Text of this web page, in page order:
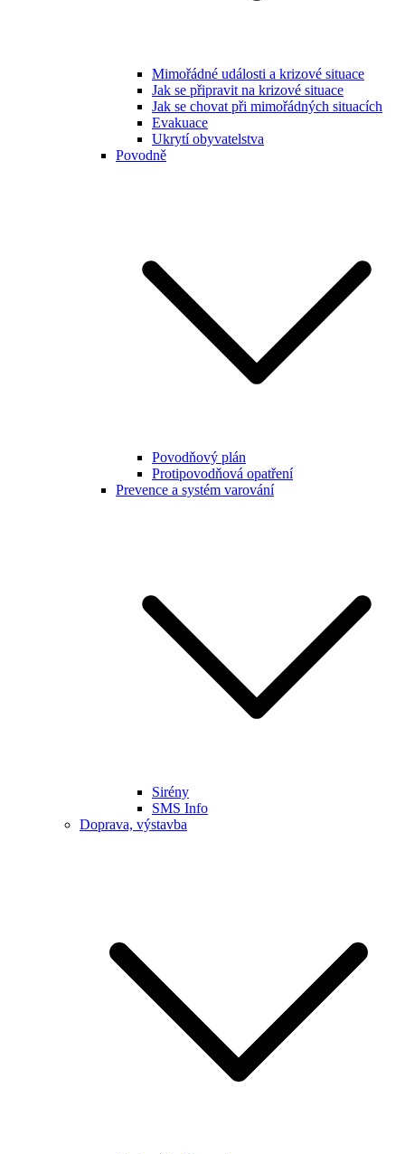
Mimořádné události a krizové situace
Jak se připravit na krizové situace
Jak se chovat při mimořádných situacích
Evakuace
Ukrytí obyvatelstva
Povodně
Povodňový plán
Protipovodňová opatření
Prevence a systém varování
Sirény
SMS Info
Doprava, výstavba